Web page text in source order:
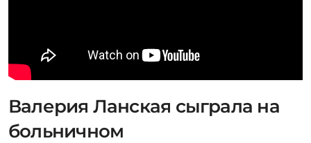
Валерия Ланская сыграла на
больничном